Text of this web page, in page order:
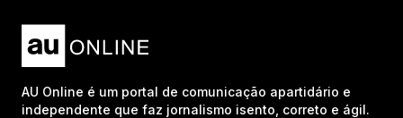
AU Online é um portal de comunicação apartidário e
independente que faz jornalismo isento, correto e ágil.